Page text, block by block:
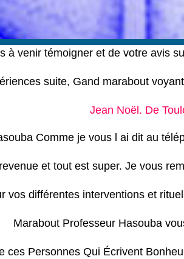
à venir témoigner et de votre avis
suite, Gand marabout
Jean Noël. De
Comme je vous l ai dit au
et tout est super. Je vous
vos différentes interventions et
Marabout Professeur Hasouba
ces Personnes Qui Écrivent